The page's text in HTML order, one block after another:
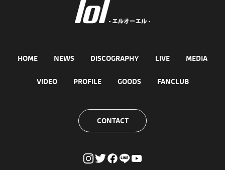
HOME NEWS DISCOGRAPHY LIVE MEDIA
VIDEO PROFILE GOODS FANCLUB
CONTACT